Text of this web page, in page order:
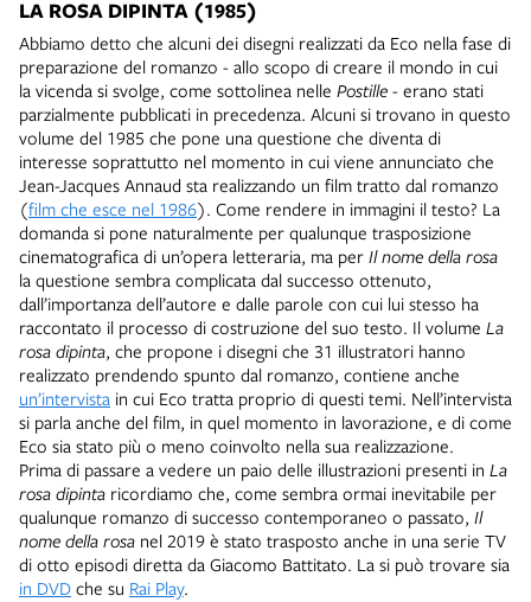
LA ROSA DIPINTA (1985)
Abbiamo detto che alcuni dei disegni realizzati da Eco nella fase di
preparazione del romanzo - allo scopo di creare il mondo in cui
la vicenda si svolge, come sottolinea nelle Postille - erano stati
parzialmente pubblicati in precedenza. Alcuni si trovano in questo
volume del 1985 che pone una questione che diventa di
interesse soprattutto nel momento in cui viene annunciato che
Jean-Jacques Annaud sta realizzando un film tratto dal romanzo
(film che esce nel 1986). Come rendere in immagini il testo? La
domanda si pone naturalmente per qualunque trasposizione
cinematografica di un’opera letteraria, ma per Il nome della rosa
la questione sembra complicata dal successo ottenuto,
dall’importanza dell’autore e dalle parole con cui lui stesso ha
raccontato il processo di costruzione del suo testo. Il volume La
rosa dipinta, che propone i disegni che 31 illustratori hanno
realizzato prendendo spunto dal romanzo, contiene anche
un’intervista in cui Eco tratta proprio di questi temi. Nell’intervista
si parla anche del film, in quel momento in lavorazione, e di come
Eco sia stato più o meno coinvolto nella sua realizzazione.
Prima di passare a vedere un paio delle illustrazioni presenti in La
rosa dipinta ricordiamo che, come sembra ormai inevitabile per
qualunque romanzo di successo contemporaneo o passato, Il
nome della rosa nel 2019 è stato trasposto anche in una serie TV
di otto episodi diretta da Giacomo Battitato. La si può trovare sia
in DVD che su Rai Play.